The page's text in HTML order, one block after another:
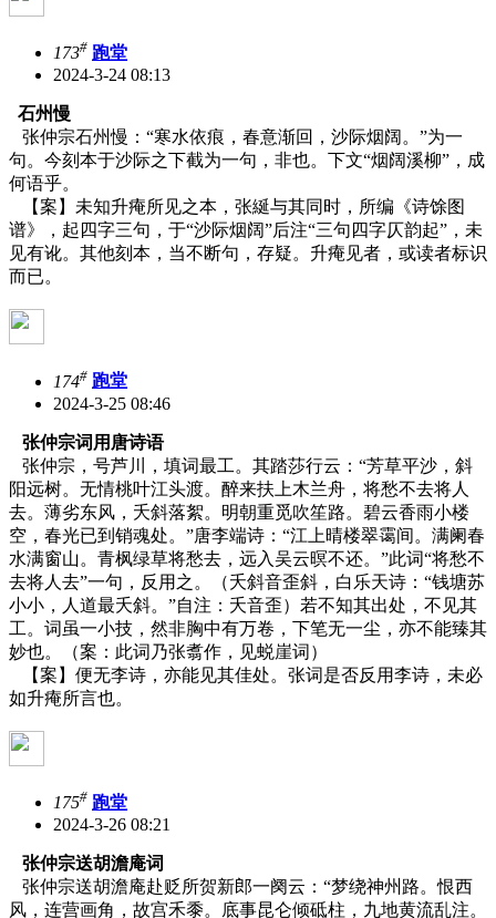
173# 跑堂
2024-3-24 08:13
石州慢
张仲宗石州慢：“寒水依痕，春意渐回，沙际烟阔。”为一
句。今刻本于沙际之下截为一句，非也。下文“烟阔溪柳”，成
何语乎。
【案】未知升痷所见之本，张綖与其同时，所编《诗馀图
谱》，起四字三句，于“沙际烟阔”后注“三句四字仄韵起”，未
见有讹。其他刻本，当不断句，存疑。升痷见者，或读者标识
而已。
174# 跑堂
2024-3-25 08:46
张仲宗词用唐诗语
张仲宗，号芦川，填词最工。其踏莎行云：“芳草平沙，斜
阳远树。无情桃叶江头渡。醉来扶上木兰舟，将愁不去将人
去。薄劣东风，夭斜落絮。明朝重觅吹笙路。碧云香雨小楼
空，春光已到销魂处。”唐李端诗：“江上晴楼翠霭间。满阑春
水满窗山。青枫绿草将愁去，远入吴云暝不还。”此词“将愁不
去将人去”一句，反用之。（夭斜音歪斜，白乐天诗：“钱塘苏
小小，人道最夭斜。”自注：夭音歪）若不知其出处，不见其
工。词虽一小技，然非胸中有万卷，下笔无一尘，亦不能臻其
妙也。（案：此词乃张翥作，见蜕崖词）
【案】便无李诗，亦能见其佳处。张词是否反用李诗，未必
如升痷所言也。
175# 跑堂
2024-3-26 08:21
张仲宗送胡澹庵词
张仲宗送胡澹庵赴贬所贺新郎一阕云：“梦绕神州路。恨西
风，连营画角，故宫禾黍。底事昆仑倾砥柱，九地黄流乱注。